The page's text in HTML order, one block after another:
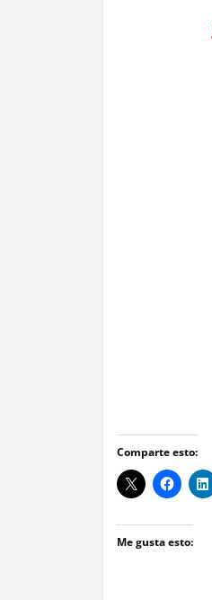
Comparte esto:
Me gusta esto: